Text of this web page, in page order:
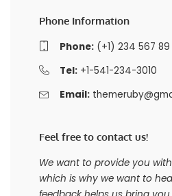
Phone Information
Phone:(+1) 234 567 89
Tel:+1-541-234-3010
Email:
Feel free to contact us!
We want to provide you
which is why we want to